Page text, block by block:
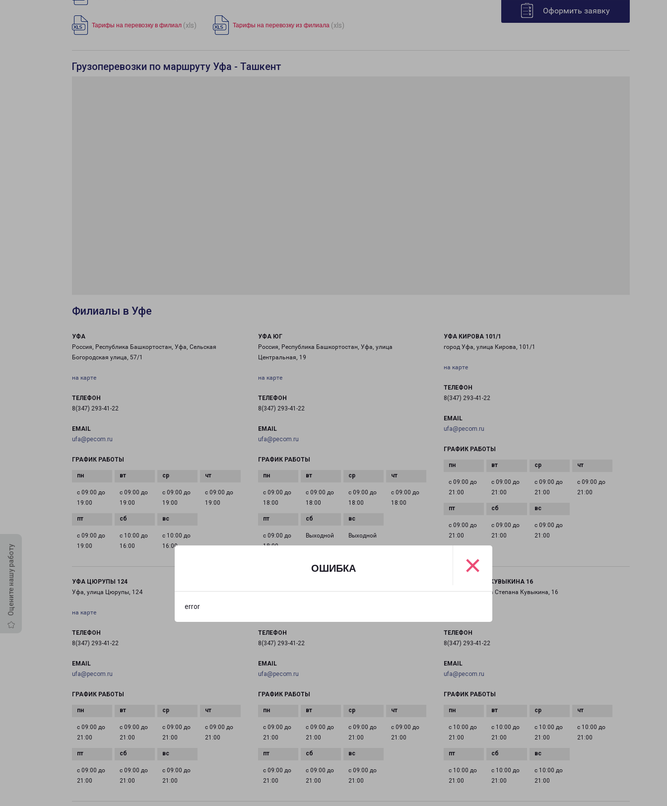
ОШИБКА
error
×
Оцените нашу работу
Тарифы на перевозку в филиал (xls) Тарифы на перевозку из филиала (xls)
Оформить заявку
Грузоперевозки по маршруту Уфа - Ташкент
Филиалы в Уфе
УФА
Россия, Республика Башкортостан, Уфа, Сельская
Богородская улица, 57/1
на карте
ТЕЛЕФОН
8(347) 293-41-22
EMAIL
ufa@pecom.ru
ГРАФИК РАБОТЫ
с 09:00 до
19:00
с 09:00 до
19:00
с 09:00 до
19:00
с 09:00 до
19:00
с 09:00 до
19:00
с 10:00 до
16:00
с 10:00 до
16:00
УФА ЮГ
Россия, Республика Башкортостан, Уфа, улица
Центральная, 19
на карте
ТЕЛЕФОН
8(347) 293-41-22
EMAIL
ufa@pecom.ru
ГРАФИК РАБОТЫ
с 09:00 до
18:00
с 09:00 до
18:00
с 09:00 до
18:00
с 09:00 до
18:00
с 09:00 до
18:00
Выходной Выходной
УФА КИРОВА 101/1
город Уфа, улица Кирова, 101/1
на карте
ТЕЛЕФОН
8(347) 293-41-22
EMAIL
ufa@pecom.ru
ГРАФИК РАБОТЫ
с 09:00 до
21:00
с 09:00 до
21:00
с 09:00 до
21:00
с 09:00 до
21:00
с 09:00 до
21:00
с 09:00 до
21:00
с 09:00 до
21:00
УФА ЦЮРУПЫ 124
Уфа, улица Цюрупы, 124
на карте
ТЕЛЕФОН
8(347) 293-41-22
EMAIL
ufa@pecom.ru
ГРАФИК РАБОТЫ
с 09:00 до
21:00
с 09:00 до
21:00
с 09:00 до
21:00
с 09:00 до
21:00
с 09:00 до
21:00
с 09:00 до
21:00
с 09:00 до
21:00
город Уфа, улица Бакалинская, 19
ТЕЛЕФОН
8(347) 293-41-22
EMAIL
ufa@pecom.ru
ГРАФИК РАБОТЫ
с 09:00 до
21:00
с 09:00 до
21:00
с 09:00 до
21:00
с 09:00 до
21:00
с 09:00 до
21:00
с 09:00 до
21:00
с 09:00 до
21:00
УФА СТЕПАНА КУВЫКИНА 16
город Уфа, улица Степана Кувыкина, 16
ТЕЛЕФОН
8(347) 293-41-22
EMAIL
ufa@pecom.ru
ГРАФИК РАБОТЫ
с 10:00 до
21:00
с 10:00 до
21:00
с 10:00 до
21:00
с 10:00 до
21:00
с 10:00 до
21:00
с 10:00 до
21:00
с 10:00 до
21:00